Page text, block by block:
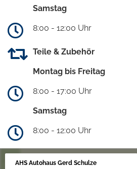
Samstag
8:00 - 12:00 Uhr
Teile & Zubehör
Montag bis Freitag
8:00 - 17:00 Uhr
Samstag
8:00 - 12:00 Uhr
AHS Autohaus Gerd Schulze